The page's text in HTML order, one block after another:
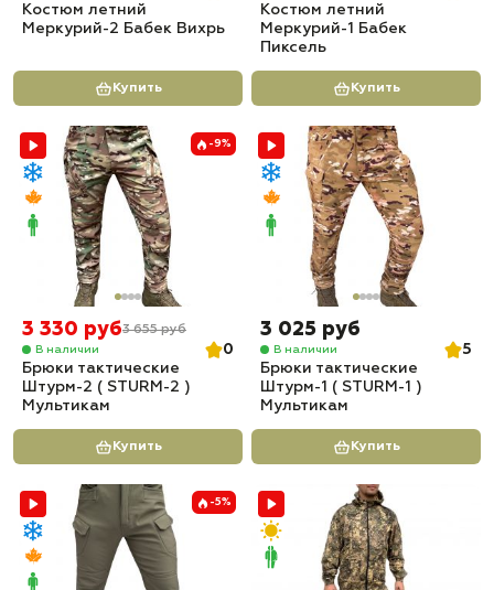
Костюм летний
Меркурий-2 Бабек Вихрь
Купить
Костюм летний
Меркурий-1 Бабек
Пиксель
Купить
-9%
3 330 руб3 655 руб
В наличии
0
Брюки тактические
Штурм-2 ( STURM-2 )
Мультикам
Купить
3 025 руб
В наличии
5
Брюки тактические
Штурм-1 ( STURM-1 )
Мультикам
Купить
-5%